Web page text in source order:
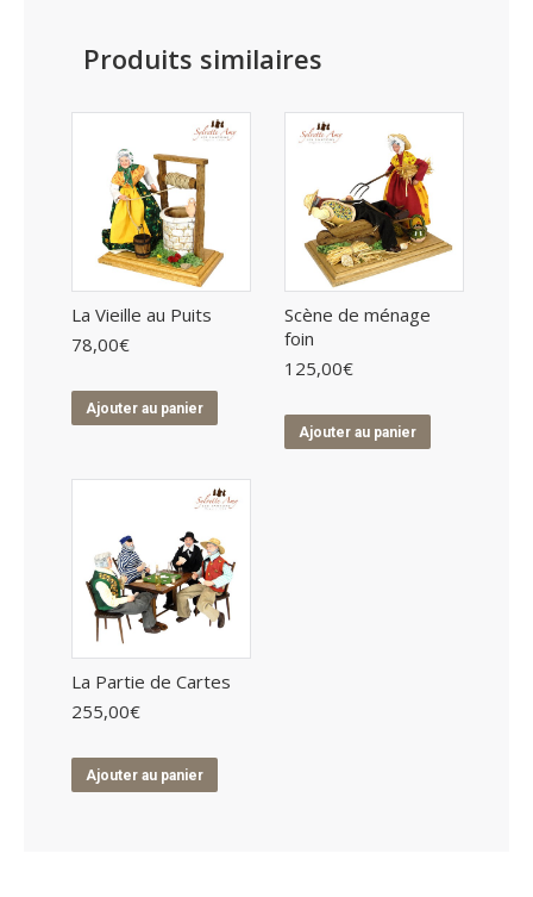
Produits similaires
La Vieille au Puits
78,00€
Ajouter au panier
Scène de ménage
foin
125,00€
Ajouter au panier
La Partie de Cartes
255,00€
Ajouter au panier